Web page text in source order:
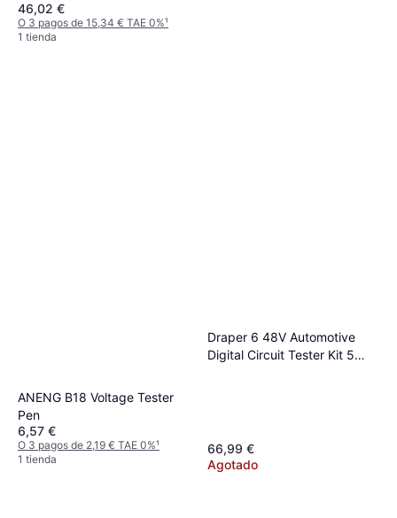
46,02 €
O 3 pagos de 15,34 € TAE 0%¹
1 tienda
ANENG B18 Voltage Tester
Pen
6,57 €
O 3 pagos de 2,19 € TAE 0%¹
1 tienda
Draper 6 48V Automotive
Digital Circuit Tester Kit 5
66,99 €
Agotado